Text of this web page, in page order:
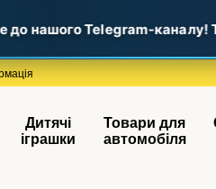
нашого Telegram-каналу!
Дитячі
іграшки
Товари для
автомобіля